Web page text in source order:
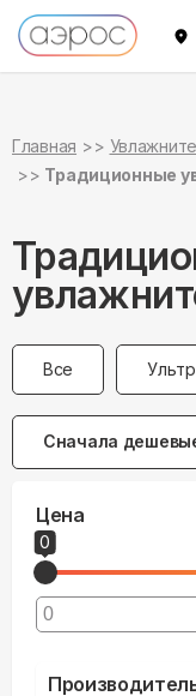
Главная
Традиционные
Все
Сначала
Цена
0